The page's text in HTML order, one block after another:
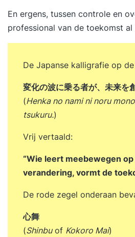
En ergens, tussen controle en
professional van de toekomst
De Japanse kalligrafie op
変化の波に乗る者が、未来を
(Henka no nami ni noru
tsukuru.)
Vrij vertaald:
“Wie leert meebewegen
verandering, vormt de
De rode zegel onderaan
心舞
(Shinbuof Kokoro Mai)